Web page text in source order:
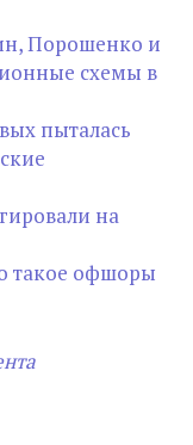
Порошенко и
схемы в
пыталась
на
такое офшоры